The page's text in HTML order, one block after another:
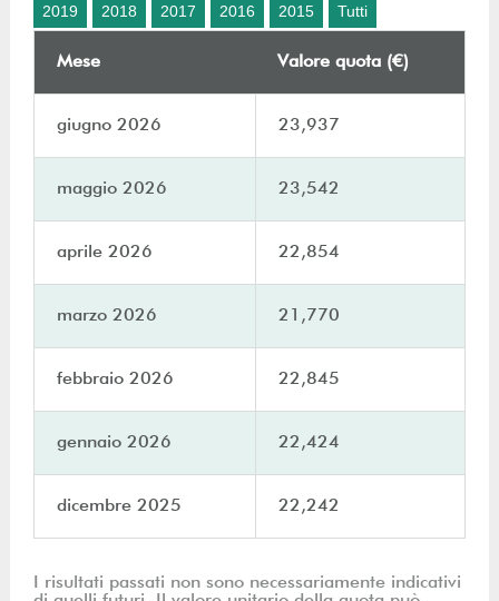
2019
2018 2017 2016 2015 Tutti
Mese Valore quota (€)
giugno 2026 23,937
maggio 2026 23,542
aprile 2026 22,854
marzo 2026 21,770
febbraio 2026 22,845
gennaio 2026 22,424
dicembre 2025 22,242
I risultati passati non sono necessariamente indicativi